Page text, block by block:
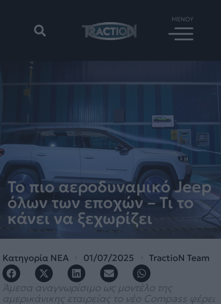
Το πιο αεροδυναμικό Jeep
όλων των εποχών – Τι το
κάνει να ξεχωρίζει
Κατηγορία ΝΕΑ 01/07/2025 TractioN Team
Άμεσα αναγνωρίσιμο ως μοντέλο της
αμερικάνικης εταιρείας το νέο Compass φέρει